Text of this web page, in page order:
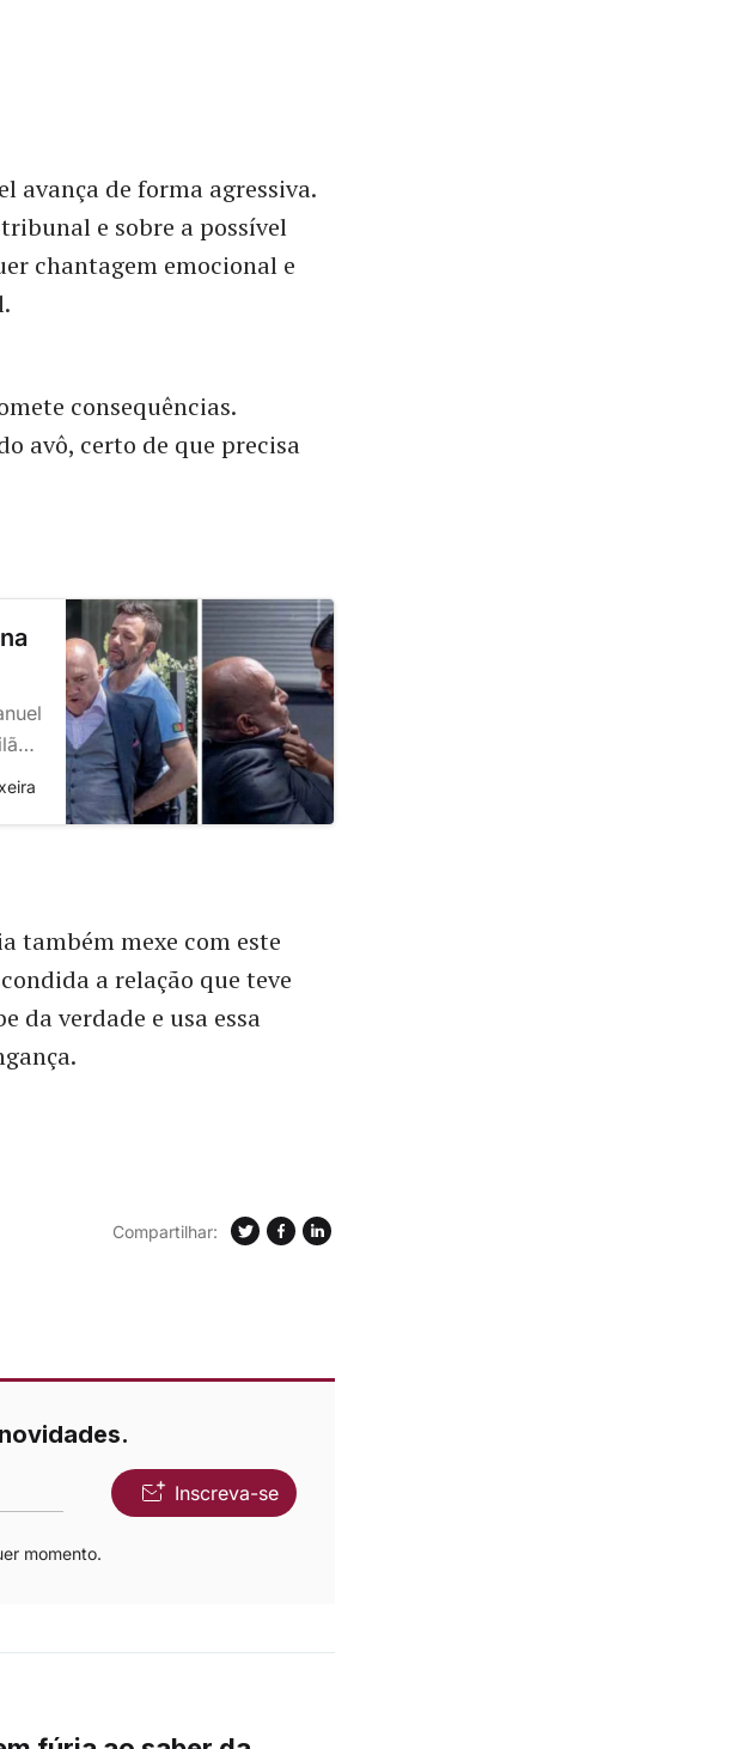
avança de forma agressiva.
e sobre a possível
chantagem emocional e
consequências.
avô, certo de que precisa
também mexe com este
a relação que teve
da verdade e usa essa
Compartilhar:
Inscreva-se
momento.